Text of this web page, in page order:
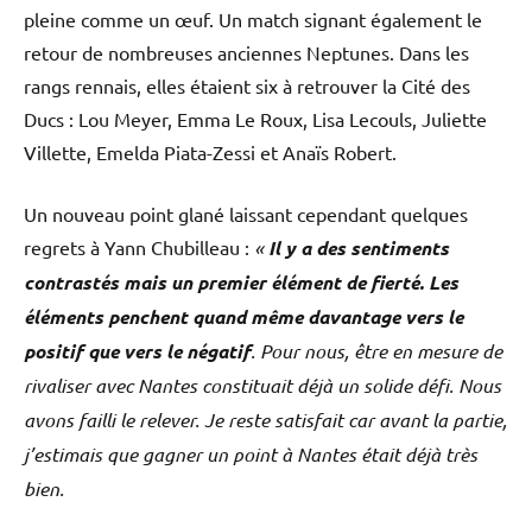
pleine comme un œuf. Un match signant également le
retour de nombreuses anciennes Neptunes. Dans les
rangs rennais, elles étaient six à retrouver la Cité des
Ducs : Lou Meyer, Emma Le Roux, Lisa Lecouls, Juliette
Villette, Emelda Piata-Zessi et Anaïs Robert.
Un nouveau point glané laissant cependant quelques
regrets à Yann Chubilleau : «Il y a des sentiments
contrastés mais un premier élément de fierté. Les
éléments penchent quand même davantage vers le
positif que vers le négatif. Pour nous, être en mesure de
rivaliser avec Nantes constituait déjà un solide défi. Nous
avons failli le relever. Je reste satisfait car avant la partie,
j’estimais que gagner un point à Nantes était déjà très
bien.